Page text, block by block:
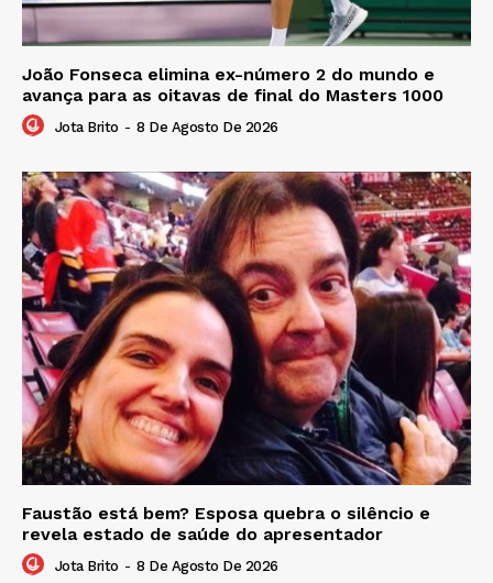
João Fonseca elimina ex-número 2 do mundo e
avança para as oitavas de final do Masters 1000
Jota Brito - 8 De Agosto De 2026
Faustão está bem? Esposa quebra o silêncio e
revela estado de saúde do apresentador
Jota Brito - 8 De Agosto De 2026